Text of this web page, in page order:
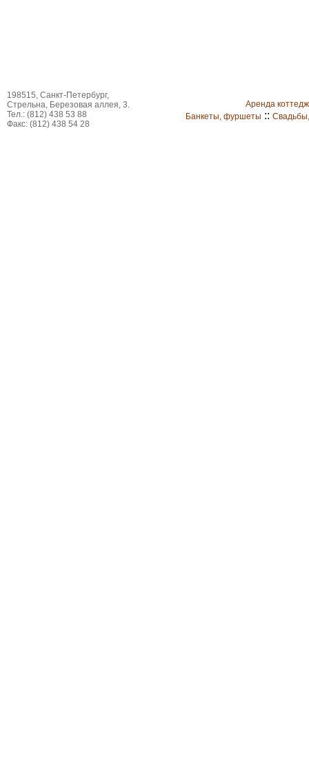
198515, Санкт-Петербург,
Стрельна, Березовая аллея, 3.
Тел.: (812) 438 53 88
Факс: (812) 438 54 28
Аренда
Банкеты, фуршеты ::